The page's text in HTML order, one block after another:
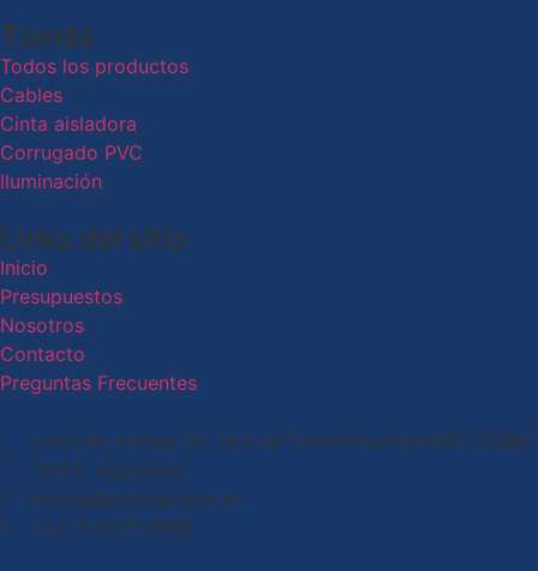
Tienda
Todos los productos
Cables
Cinta aisladora
Corrugado PVC
Iluminación
Links del sitio
Inicio
Presupuestos
Nosotros
Contacto
Preguntas Frecuentes
Local de ventas: Av. de Los Constituyentes 6061, CaBA
(1431), Argentina
ventas@pimesa.com.ar
+54 11 4571 9096